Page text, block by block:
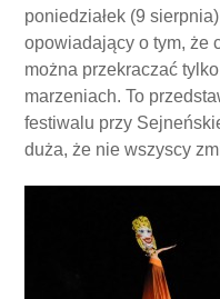
poniedziałek (9
opowiadający o tym, że
można przekraczać
marzeniach. To
festiwalu przy
duża, że nie wszyscy